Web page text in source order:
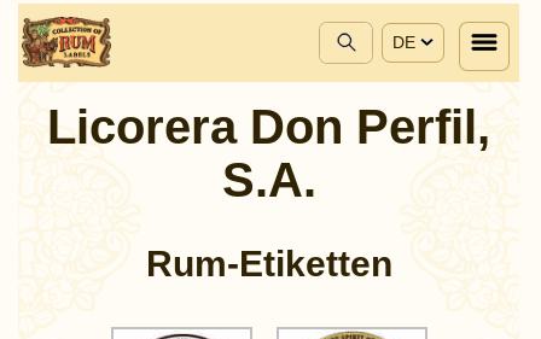
DE
Licorera Don Perfil,
S.A.
Rum-Etiketten